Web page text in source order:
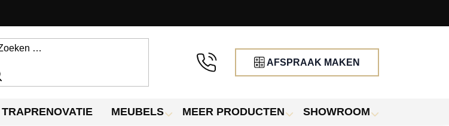
AFSPRAAK MAKEN
TRAPRENOVATIE MEUBELS MEER PRODUCTEN SHOWROOM